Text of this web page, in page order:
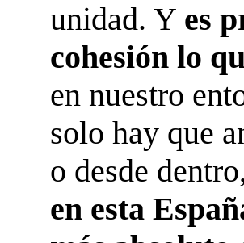
unidad. Y es
cohesión lo
en nuestro
solo hay que
o desde
en esta